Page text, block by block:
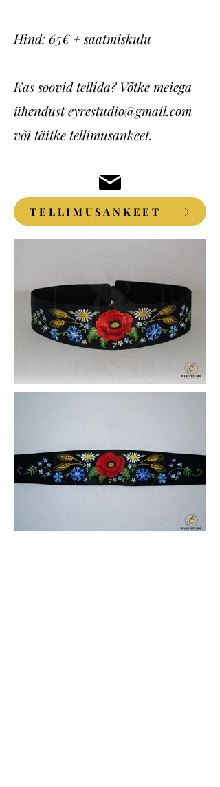
Hind: 65€ + saatmiskulu
Kas soovid tellida? Võtke meiega
ühendusteyrestudio@gmail.com
või täitke tellimusankeet.
TELLIMUSANKEET